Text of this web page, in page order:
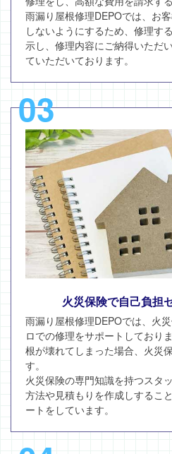
雨漏り屋根修理DEPOでは、お
しないようにするため、修理す
示し、修理内容にご納得いただ
ていただいております。
03
火災保険で自己負担
雨漏り屋根修理DEPOでは、火
ロでの修理をサポートしており
根が壊れてしまった場合、火災
す。
火災保険の専門知識を持つスタ
方法や見積もりを作成しするこ
ートをしています。